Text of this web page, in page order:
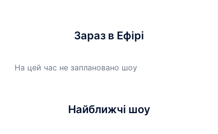
Зараз в Ефірі
На цей час не заплановано шоу
Найближчі шоу